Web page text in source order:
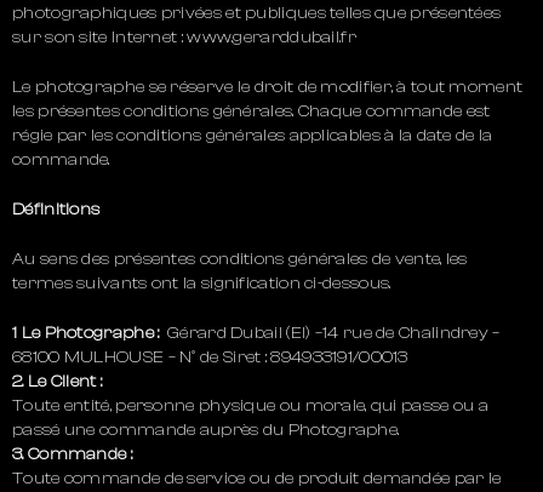
photographiques privées et publiques telles que présentées
sur son site Internet : www.gerarddubail.fr
Le photographe se réserve le droit de modifier, à tout moment
les présentes conditions générales. Chaque commande est
régie par les conditions générales applicables à la date de la
commande.
Définitions
Au sens des présentes conditions générales de vente, les
termes suivants ont la signification ci-dessous.
1 Le Photographe : Gérard Dubail (EI) –14 rue de Chalindrey –
68100 MULHOUSE – N° de Siret : 894933191/00013
2. Le Client :
Toute entité, personne physique ou morale, qui passe ou a
passé une commande auprès du Photographe.
3. Commande :
Toute commande de service ou de produit demandée par le